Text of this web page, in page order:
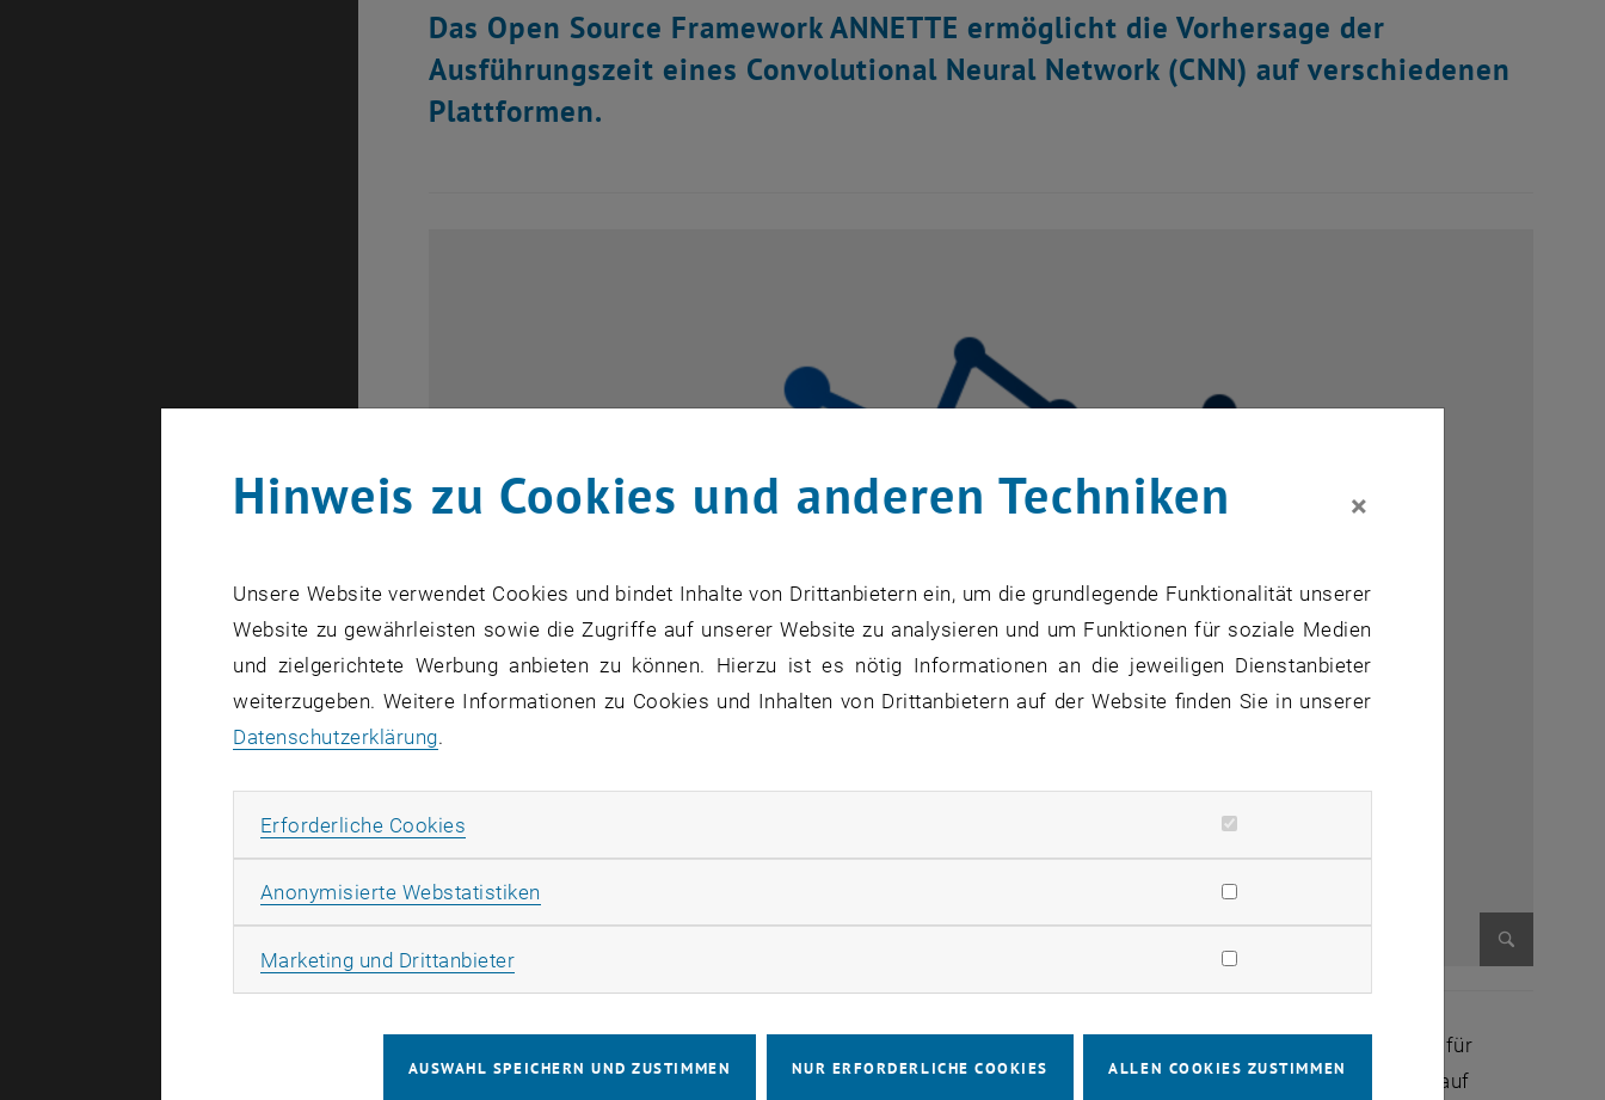
Das Open Source Framework ANNETTE ermöglicht die Vorhersage der
Ausführungszeit eines Convolutional Neural Network (CNN) auf verschiedenen
Plattformen.
Mit der Einführung neuer Hardware-Beschleuniger für Deep Neural Networks (DNNs) hat die Rechenleistung für
Anwendungen der Künstlichen Intelligenz (KI) rapide zugenommen. Allerdings werden mit komplexeren und auf
Hinweis zu Cookies und anderen Techniken ×
Unsere Website verwendet Cookies und bindet Inhalte von Drittanbietern ein, um die grundlegende Funktionalität unserer
Website zu gewährleisten sowie die Zugriffe auf unserer Website zu analysieren und um Funktionen für soziale Medien
und zielgerichtete Werbung anbieten zu können. Hierzu ist es nötig Informationen an die jeweiligen Dienstanbieter
weiterzugeben. Weitere Informationen zu Cookies und Inhalten von Drittanbietern auf der Website finden Sie in unserer
Datenschutzerklärung.
Erforderliche Cookies
Anonymisierte Webstatistiken
Marketing und DrittanbieterMarketing Cookies zulassen
AUSWAHL SPEICHERN UND ZUSTIMMEN NUR ERFORDERLICHE COOKIES ALLEN COOKIES ZUSTIMMEN